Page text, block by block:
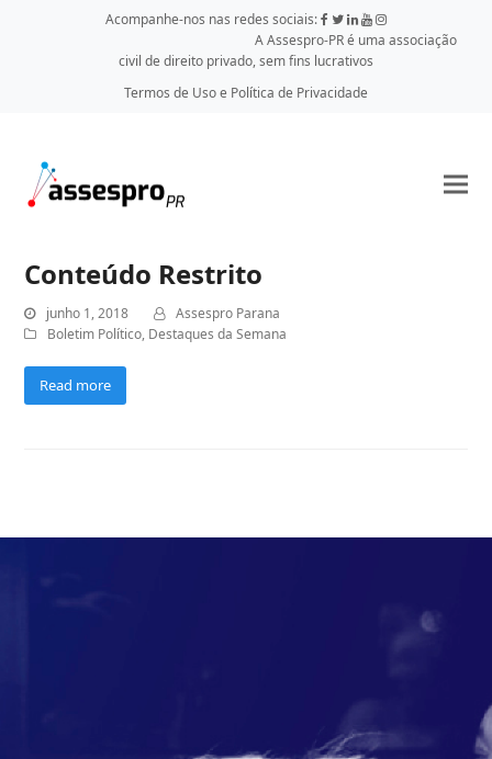
Acompanhe-nos nas redes sociais:
A Assespro-PR é uma associação
civil de direito privado, sem fins lucrativos
Termos de Uso e Política de Privacidade
Conteúdo Restrito
junho 1, 2018
Assespro Parana
Boletim Político, Destaques da Semana
Read more